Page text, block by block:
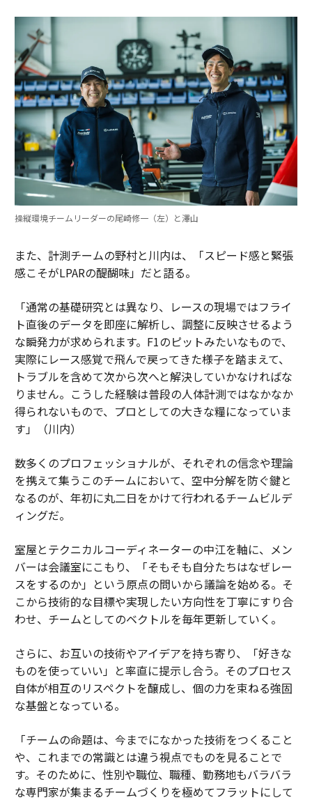
操縦環境チームリーダーの尾崎修一（左）と澤山
また、計測チームの野村と川内は、「スピード感と緊張
感こそがLPARの醍醐味」だと語る。
「通常の基礎研究とは異なり、レースの現場ではフライ
ト直後のデータを即座に解析し、調整に反映させるよう
な瞬発力が求められます。F1のピットみたいなもので、
実際にレース感覚で飛んで戻ってきた様子を踏まえて、
トラブルを含めて次から次へと解決していかなければな
りません。こうした経験は普段の人体計測ではなかなか
得られないもので、プロとしての大きな糧になっていま
す」（川内）
数多くのプロフェッショナルが、それぞれの信念や理論
を携えて集うこのチームにおいて、空中分解を防ぐ鍵と
なるのが、年初に丸二日をかけて行われるチームビルデ
ィングだ。
室屋とテクニカルコーディネーターの中江を軸に、メン
バーは会議室にこもり、「そもそも自分たちはなぜレー
スをするのか」という原点の問いから議論を始める。そ
こから技術的な目標や実現したい方向性を丁寧にすり合
わせ、チームとしてのベクトルを毎年更新していく。
さらに、お互いの技術やアイデアを持ち寄り、「好きな
ものを使っていい」と率直に提示し合う。そのプロセス
自体が相互のリスペクトを醸成し、個の力を束ねる強固
な基盤となっている。
「チームの命題は、今までになかった技術をつくること
や、これまでの常識とは違う視点でものを見ることで
す。そのために、性別や職位、職種、勤務地もバラバラ
な専門家が集まるチームづくりを極めてフラットにして